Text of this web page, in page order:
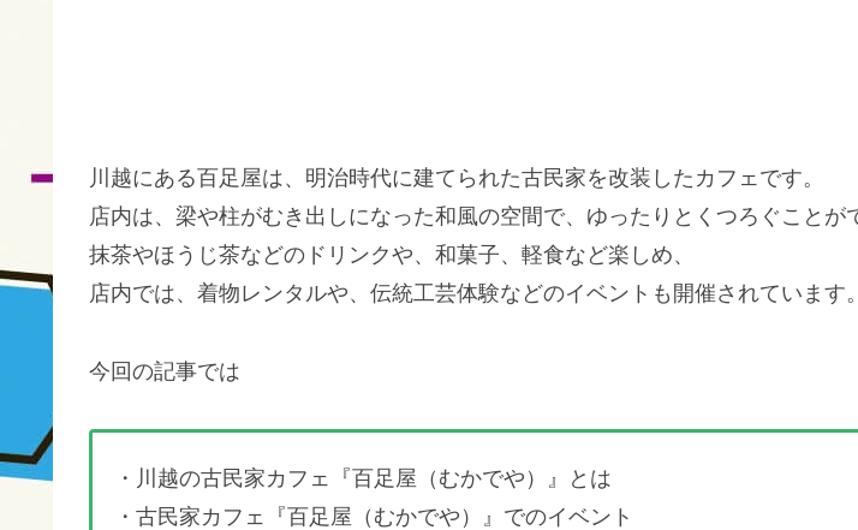
川越にある百足屋は、明治時代に建てられた古民家を改装したカフェです。
店内は、梁や柱がむき出しになった和風の空間で、ゆったりとくつろぐことが
抹茶やほうじ茶などのドリンクや、和菓子、軽食など楽しめ、
店内では、着物レンタルや、伝統工芸体験などのイベントも開催されています。
今回の記事では
・川越の古民家カフェ『百足屋（むかでや）』とは
・古民家カフェ『百足屋（むかでや）』でのイベント